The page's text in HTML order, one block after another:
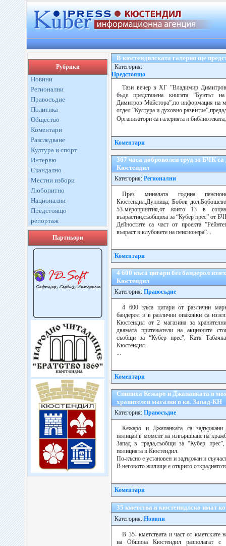
Рубрики
Новини
Регионални
Правосъдие
Политика
Общество
Коментари
Разследване
Култура и спорт
Интервю
Скандално
Местни избори
Любопитно
Национални
Предстоящо
репортаж
Партньори
В кюстендилската галерия ще
Категория:
Предстоящо
Тази вечер в ХГ ”Владимир
бъде представена книгата ”Бунтът
Димитров Майстора”,по информация на
отдел ”Култура и духовно
Организатори са галерията и
Коментари
367 часа доброволен труд за БЧК са
Кюстендил
Категория: Регионални
През миналата година
Кюстендил,Дупница, Бобов
53-мероприятия,от които 13 в
възрастни,съобщиха за “Кубер прес” от
Дейностите са част от проекта
възраст в клубовете на пенсионера“...
Коментари
4 600 къса цигари без бандерол
Кюстендил
Категория: Правосъдие
4 600 къса цигари от различни
бандерол и в различни опаковки са
Кюстендил от 2 магазина за
двамата притежатели на акцизните
съобщи за “Кубер прес”, Катя
Кюстендил.
...
Коментари
Спипиха Кежаро и Джапанката в
хранителен магазин в кв. Запад-КН
Категория: Правосъдие
Кежаро и Джапанката са
полицаи в момент на извършване на
Запад в града,съобщи за “Кубер
полицията в Кюстендил.
По-късно е установен и задържан и
В неговото жилище е открито
Коментари
35 кметства в кюстенидлско имат
Категория: Новини
В 35- кметствата и част от кметските
на Община Кюстендил разполагат